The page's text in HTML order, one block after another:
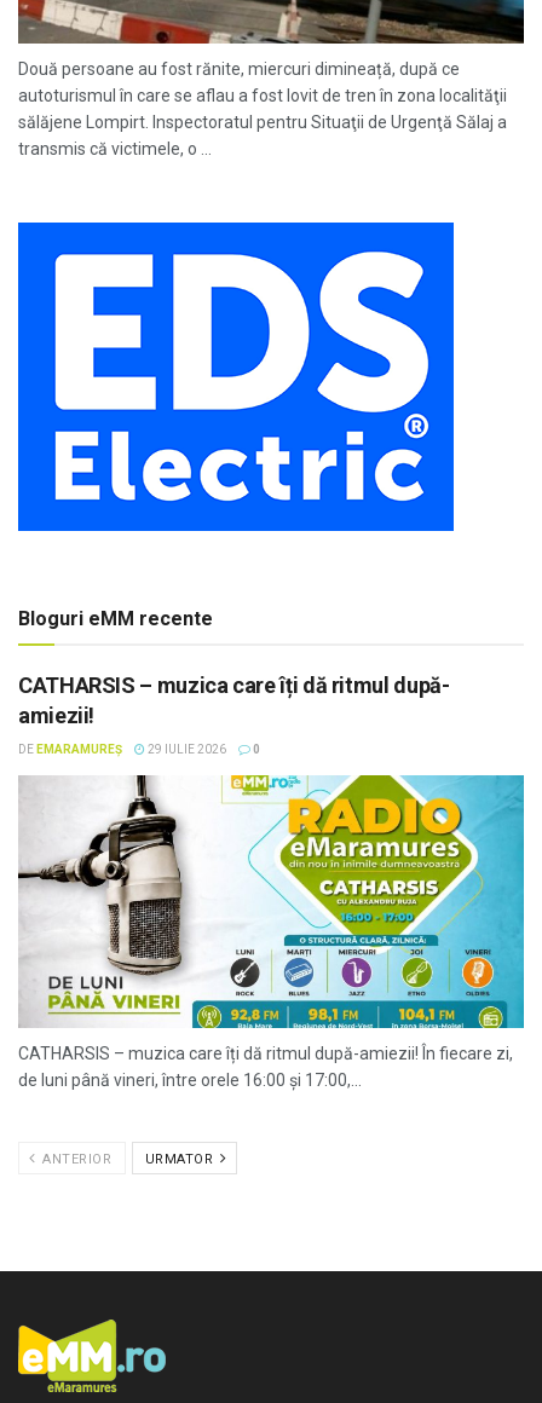
Două persoane au fost rănite, miercuri dimineață, după ce
autoturismul în care se aflau a fost lovit de tren în zona localităţii
sălăjene Lompirt. Inspectoratul pentru Situaţii de Urgenţă Sălaj a
transmis că victimele, o ...
Bloguri eMM recente
CATHARSIS – muzica care îți dă ritmul după-
amiezii!
DE EMARAMUREȘ 29 IULIE 2026 0
CATHARSIS – muzica care îți dă ritmul după-amiezii! În fiecare zi,
de luni până vineri, între orele 16:00 și 17:00,...
ANTERIOR URMATOR